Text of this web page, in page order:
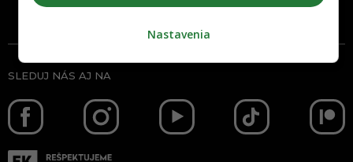
Inzercia Cenník
SLEDUJ NÁS AJ NA
Nastavenia